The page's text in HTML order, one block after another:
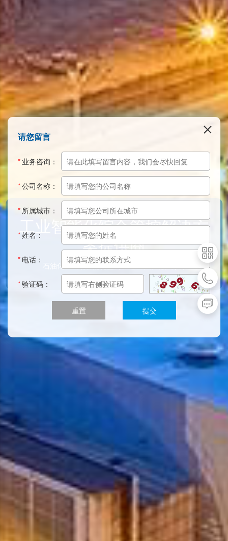
请您留言
* 业务咨询：
*公司名称：
* 所属城市：
*姓名：
* 电话：
*验证码：
重置 提交